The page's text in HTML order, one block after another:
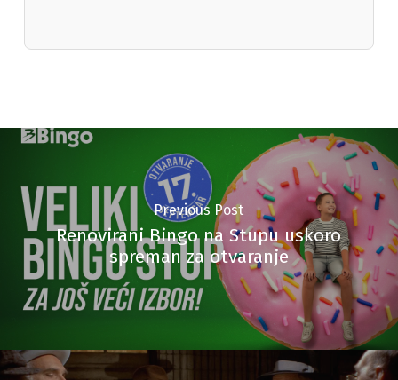
Previous Post
Renovirani Bingo na Stupu uskoro
spreman za otvaranje